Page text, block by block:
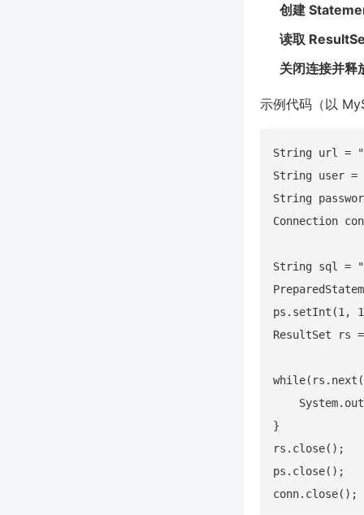
创建
读取
关闭连接并释
示例代码（以
String url =
String user
String
Connection
String sql =
ps.setInt(1,
ResultSet rs
}
rs.close();
ps.close();